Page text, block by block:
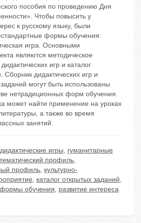
пособия по проведению Дня
Чтобы повысить у
к русскому языку, были
формы обучения:
игра. Основными
являются методическое
игр и каталог
Сборник дидактических игр и
могут быть использованы
нетрадиционных форм обучения.
может найти применение на уроках
а также во время
занятий.
дидактические игры, гуманитарные
профиль,
профиль, культурно-
, каталог открытых заданий,
обучения, развитие интереса